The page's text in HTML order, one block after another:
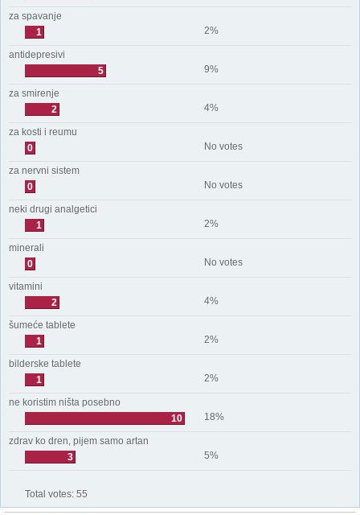
za spavanje
1
2%
antidepresivi
5
9%
za smirenje
2
4%
za kosti i reumu
0
No votes
za nervni sistem
0
No votes
neki drugi analgetici
1
2%
minerali
0
No votes
vitamini
2
4%
šumeće tablete
1
2%
bilderske tablete
1
2%
ne koristim ništa posebno
10
18%
zdrav ko dren, pijem samo artan
3
5%
Total votes: 55